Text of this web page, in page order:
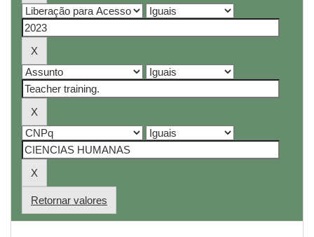
Retornar valores